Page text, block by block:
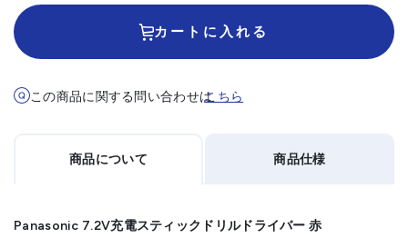
カートに入れる
この商品に関する問い合わせはこちら
商品について
Panasonic 7.2V充電スティックドリルドライバー 赤
商品仕様